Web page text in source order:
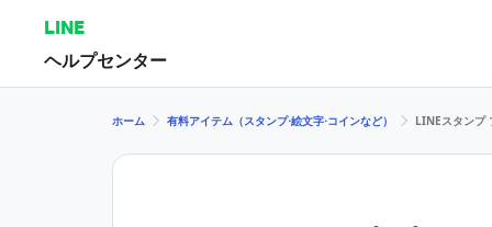
LINE
ヘルプセンター
ホーム 有料アイテム（スタンプ⋅絵文字⋅コインなど） LINEスタンプ